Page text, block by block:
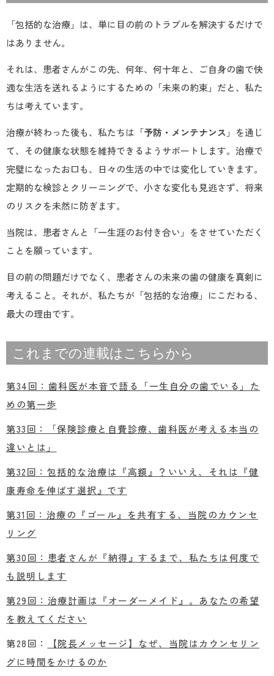
「包括的な治療」は、単に目の前のトラブルを解決するだけで
はありません。
それは、患者さんがこの先、何年、何十年と、ご自身の歯で快
適な生活を送れるようにするための「未来の約束」だと、私た
ちは考えています。
治療が終わった後も、私たちは「予防・メンテナンス 」を通じ
て、その健康な状態を維持できるようサポートします。治療で
完璧になったお口も、日々の生活の中では変化していきます。
定期的な検診とクリーニングで、小さな変化も見逃さず、将来
のリスクを未然に防ぎます。
当院は、患者さんと「一生涯のお付き合い」をさせていただく
ことを願っています。
目の前の問題だけでなく、患者さんの未来の歯の健康を真剣に
考えること。それが、私たちが「包括的な治療」にこだわる、
最大の理由です。
これまでの連載はこちらから
第34回：歯科医が本音で語る「一生自分の歯でいる」た
めの第一歩
第33回：「保険診療と自費診療、歯科医が考える本当の
違いとは」
第32回：包括的な治療は『高額』？いいえ、それは『健
康寿命を伸ばす選択』です
第31回：治療の『ゴール』を共有する、当院のカウンセ
リング
第30回：患者さんが『納得』するまで、私たちは何度で
も説明します
第29回：治療計画は『オーダーメイド』。あなたの希望
を教えてください
第28回：
【院長メッセージ】なぜ、当院はカウンセリン
グに時間をかけるのか